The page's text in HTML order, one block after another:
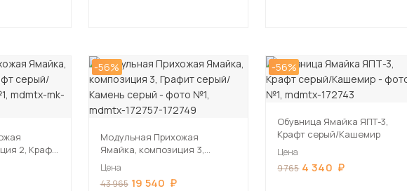
2, Крафт
-56%
Модульная Прихожая
Ямайка, композиция 3,
Графит серый/Камень серый
Цена
43 965 19 540
-56%
Обувница Ямайка ЯПТ-3,
Крафт серый/Кашемир
Цена
9 765 4 340